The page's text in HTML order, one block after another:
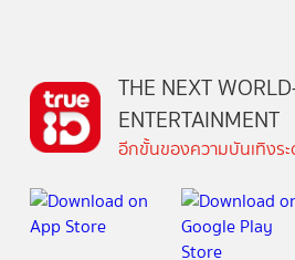
THE NEXT
ENTERTAINMENT
อีกขั้นของความบันเทิงร